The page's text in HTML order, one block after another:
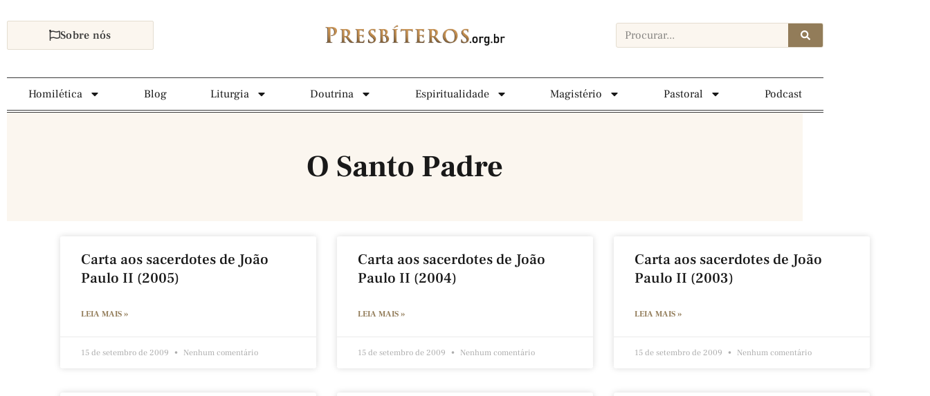
Sobre nós
Homilética Blog Liturgia Doutrina Espiritualidade Magistério Pastoral Podcast
O Santo Padre
Carta aos sacerdotes de João
Paulo II (2005)
LEIA MAIS »
15 de setembro de 2009 Nenhum comentário
Carta aos sacerdotes de João
Paulo II (2004)
LEIA MAIS »
15 de setembro de 2009 Nenhum comentário
Carta aos sacerdotes de João
Paulo II (2003)
LEIA MAIS »
15 de setembro de 2009 Nenhum comentário